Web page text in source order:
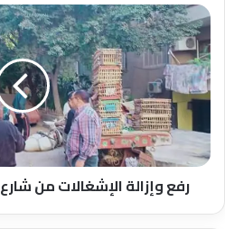
رفع
وإزالة
الإشغالات
من
شارع
٢٦٨
بالمعادى
الجديدة
رفع وإزالة الإشغالات من شارع ٢٦٨ بالمعادى الجديدة